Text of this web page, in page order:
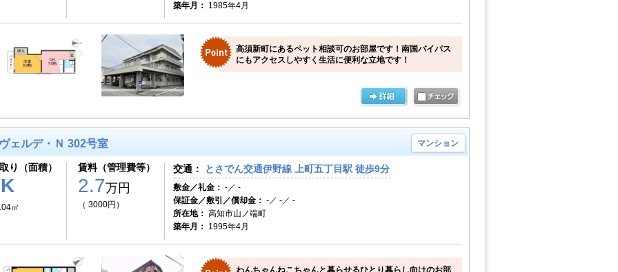
築年月： 1985年4月
高須新町にあるペット相談可のお部屋です！南国バイパス
にもアクセスしやすく生活に便利な立地です！
ェルデ・Ｎ 302号室 マンション
り（面積）
㎡
賃料（管理費等）
2.7万円
（ 3000円）
交通： とさでん交通伊野線 上町五丁目駅 徒歩9分
敷金／礼金： -／ -
保証金／敷引／償却金： -／ -／ -
所在地： 高知市山ノ端町
築年月： 1995年4月
わんちゃんねこちゃんと暮らせるひとり暮らし向けのお部